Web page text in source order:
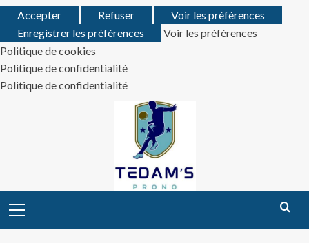
Accepter
Refuser
Voir les préférences
Enregistrer les préférences
Voir les préférences
Politique de cookies
Politique de confidentialité
Politique de confidentialité
Menu